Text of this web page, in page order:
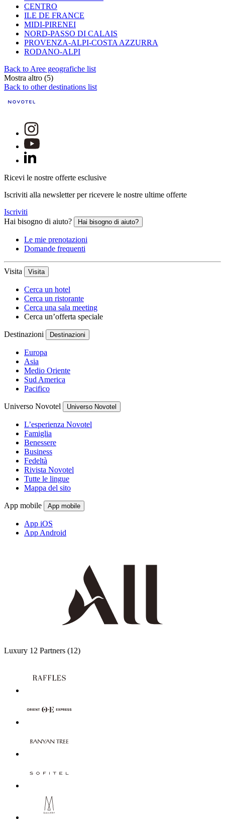
CENTRO
ILE DE FRANCE
MIDI-PIRENEI
NORD-PASSO DI CALAIS
PROVENZA-ALPI-COSTA AZZURRA
RODANO-ALPI
Back to Aree geografiche list
Mostra altro (5)
Back to other destinations list
Ricevi le nostre offerte esclusive
Iscriviti alla newsletter per ricevere le nostre ultime offerte
Iscriviti
Hai bisogno di aiuto?
Hai bisogno di aiuto?
Le mie prenotazioni
Domande frequenti
Visita Visita
Cerca un hotel
Cerca un ristorante
Cerca una sala meeting
Cerca un’offerta speciale
Destinazioni Destinazioni
Europa
Asia
Medio Oriente
Sud America
Pacifico
Universo Novotel Universo Novotel
L’esperienza Novotel
Famiglia
Benessere
Business
Fedeltà
Rivista Novotel
Tutte le lingue
Mappa del sito
App mobile App mobile
App iOS
App Android
Luxury 12 Partners (12)